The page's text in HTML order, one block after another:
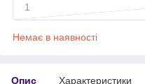
1
Немає в наявності
Опис Характеристики